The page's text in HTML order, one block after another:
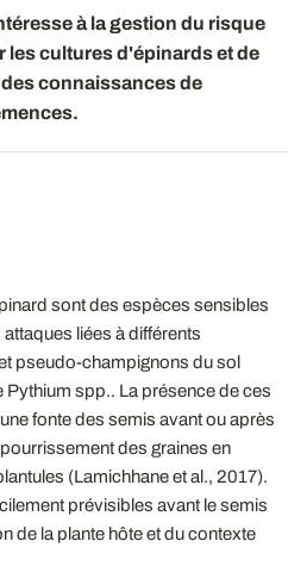
à la gestion du risque
les cultures d'épinards et de
connaissances de
sont des espèces sensibles
liées à différents
pseudo-champignons du sol
spp.. La présence de ces
fonte des semis avant ou après
pourrissement des graines en
(Lamichhane et al., 2017).
prévisibles avant le semis
de la plante hôte et du contexte